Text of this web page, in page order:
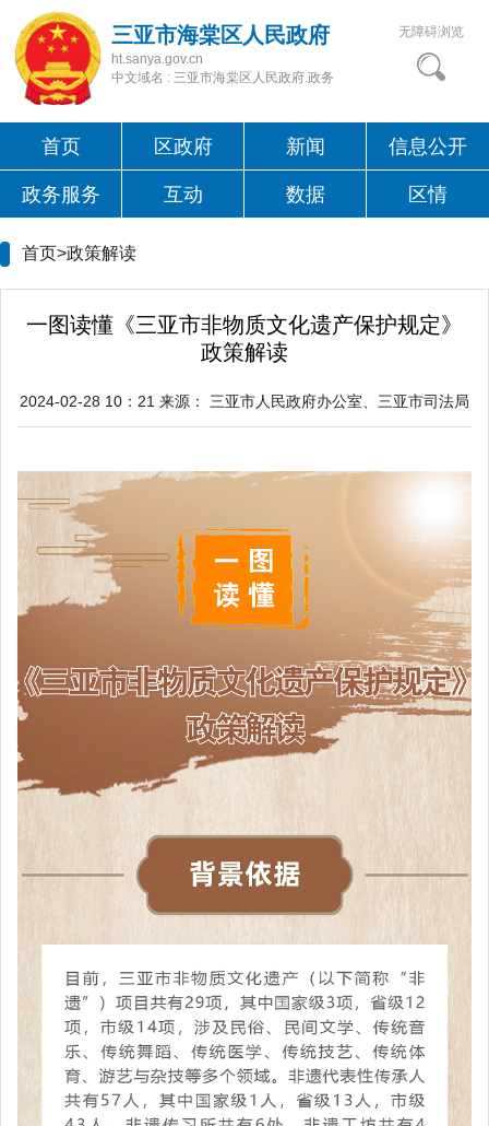
三亚市海棠区人民政府
ht.sanya.gov.cn
中文域名 : 三亚市海棠区人民政府.政务
无障碍浏览
首页 区政府 新闻 信息公开
政务服务 互动 数据 区情
首页>政策解读
一图读懂《三亚市非物质文化遗产保护规定》
政策解读
2024-02-28 10：21 来源： 三亚市人民政府办公室、三亚市司法局